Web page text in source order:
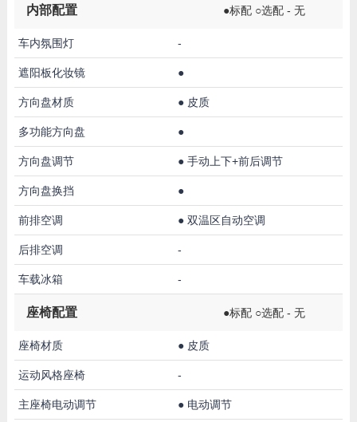
内部配置 ●标配 ○选配 - 无
车内氛围灯 -
遮阳板化妆镜 ●
方向盘材质 ● 皮质
多功能方向盘 ●
方向盘调节 ● 手动上下+前后调节
方向盘换挡 ●
前排空调 ● 双温区自动空调
后排空调 -
车载冰箱 -
座椅配置 ●标配 ○选配 - 无
座椅材质 ● 皮质
运动风格座椅 -
主座椅电动调节 ● 电动调节